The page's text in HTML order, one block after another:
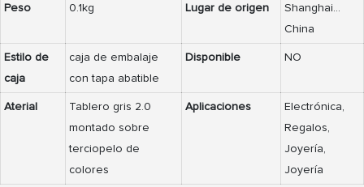
Peso 0.1kg Lugar de origen
Shanghai...
China
Estilo de
caja
caja de embalaje
con tapa abatible
Disponible NO
Aterial
Tablero gris 2.0
montado sobre
terciopelo de
colores
Aplicaciones
Electrónica,
Regalos,
Joyería,
Joyería